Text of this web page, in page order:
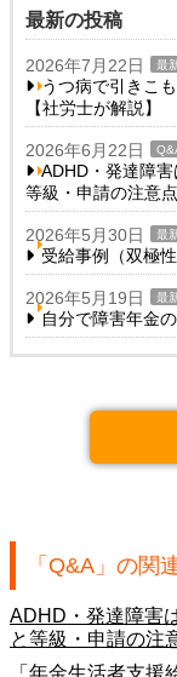
最新の投稿
2026年7月22日 最
うつ病で引きこ
【社労士が解説】
2026年6月22日
ADHD・発達障
等級・申請の注意
2026年5月30日 最
受給事例（双極
2026年5月19日 最
自分で障害年金
「Q&A」の関
ADHD・発達障害
と等級・申請の注